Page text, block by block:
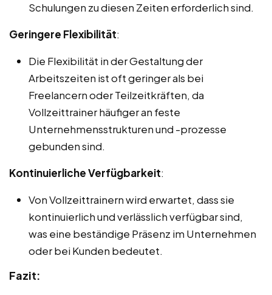
Schulungen zu diesen Zeiten erforderlich sind.
Geringere Flexibilität:
Die Flexibilität in der Gestaltung der
Arbeitszeiten ist oft geringer als bei
Freelancern oder Teilzeitkräften, da
Vollzeittrainer häufiger an feste
Unternehmensstrukturen und -prozesse
gebunden sind.
Kontinuierliche Verfügbarkeit:
Von Vollzeittrainern wird erwartet, dass sie
kontinuierlich und verlässlich verfügbar sind,
was eine beständige Präsenz im Unternehmen
oder bei Kunden bedeutet.
Fazit: